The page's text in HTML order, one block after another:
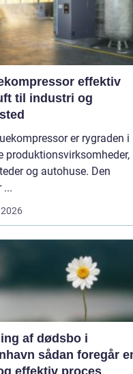
effektiv
til industri og
er rygraden i
produktionsvirksomheder,
og autohuse. Den
...
af dødsbo i
foregår en